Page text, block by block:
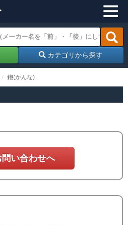
カテゴリから探す
鉋(かんな)
い合わせへ